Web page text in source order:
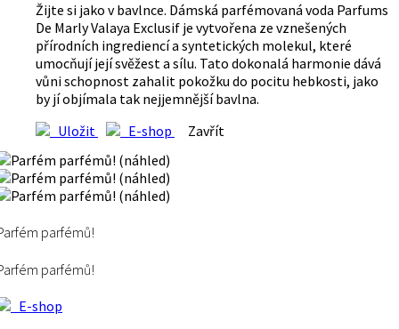
Žijte si jako v bavlnce. Dámská parfémovaná voda Parfums
De Marly Valaya Exclusif je vytvořena ze vznešených
přírodních ingrediencí a syntetických molekul, které
umocňují její svěžest a sílu. Tato dokonalá harmonie dává
vůni schopnost zahalit pokožku do pocitu hebkosti, jako
by jí objímala tak nejjemnější bavlna.
Uložit
E-shop Zavřít
parfémů!
parfémů!
E-shop